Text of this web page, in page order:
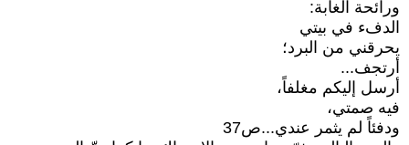
ورائحة الغابة:
الدفء في بيتي
يحرقني من البرد؛
أرتجف...
أرسل إليكم مغلفاً،
فيه صمتي،
ودفئاً لم يثمر عندي...ص37